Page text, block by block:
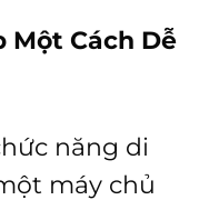
Một Cách Dễ
năng di
máy chủ